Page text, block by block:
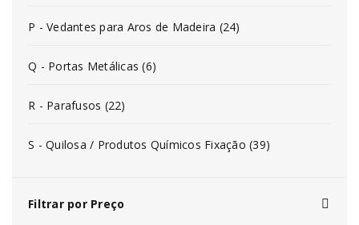
P - Vedantes para Aros de Madeira (24)
Q - Portas Metálicas (6)
R - Parafusos (22)
S - Quilosa / Produtos Químicos Fixação (39)
Filtrar por Preço